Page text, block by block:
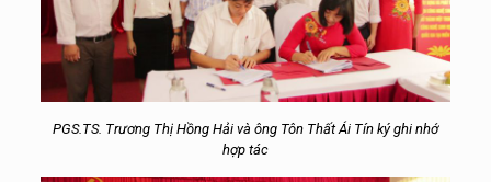
PGS.TS. Trương Thị Hồng Hải và ông Tôn Thất Ái Tín ký ghi nhớ
hợp tác